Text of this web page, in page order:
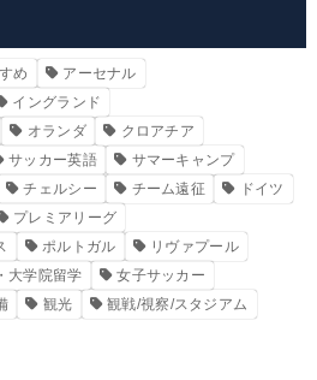
め
アーセナル
イングランド
オランダ
クロアチア
サッカー英語
サマーキャンプ
チェルシー チーム遠征
ドイツ
プレミアリーグ
ポルトガル
リヴァプール
大学院留学
女子サッカー
観光
観戦/視察/スタジアム